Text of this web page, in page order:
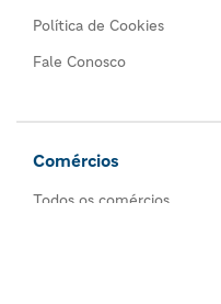
Política de Cookies
Fale Conosco
Comércios
Todos os comércios